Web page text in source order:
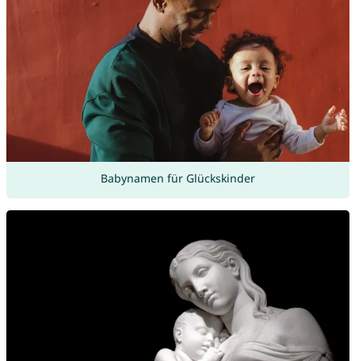
Babynamen für Glückskinder